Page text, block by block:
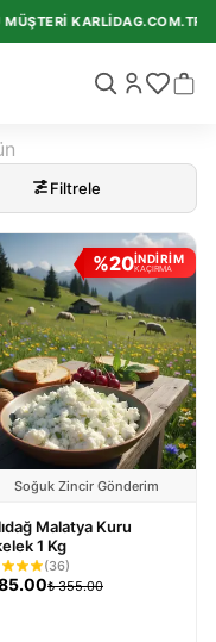
KARLIDAG.COM.TR'I
Filtrele
%20İNDİRİM
KAÇIRMA
Soğuk Zincir Gönderim
Malatya Kuru
1 Kg
(36)
₺ 355.00